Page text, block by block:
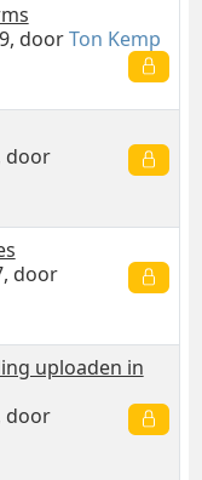
doorTon Kemp
door
door
uploaden in
door